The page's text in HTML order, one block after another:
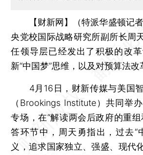
【财新网】（特派华盛顿记者
央党校国际战略研究所副所长周
任领导层已经发出了积极的改
新“中国梦”思维，以及对预算法改
4月16日，财新传媒与美国智
（Brookings Institute）共同举
专场，在“解读两会后政府的重
答环节中，周天勇指出，过去“
义，追求国家独立、强盛、现代